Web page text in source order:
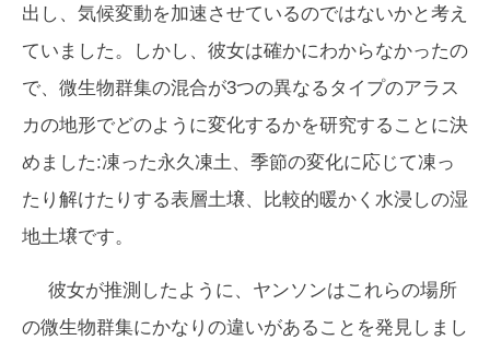
出し、気候変動を加速させているのではないかと考え
ていました。しかし、彼女は確かにわからなかったの
で、微生物群集の混合が3つの異なるタイプのアラス
カの地形でどのように変化するかを研究することに決
めました:凍った永久凍土、季節の変化に応じて凍っ
たり解けたりする表層土壌、比較的暖かく水浸しの湿
地土壌です。
彼女が推測したように、ヤンソンはこれらの場所
の微生物群集にかなりの違いがあることを発見しまし